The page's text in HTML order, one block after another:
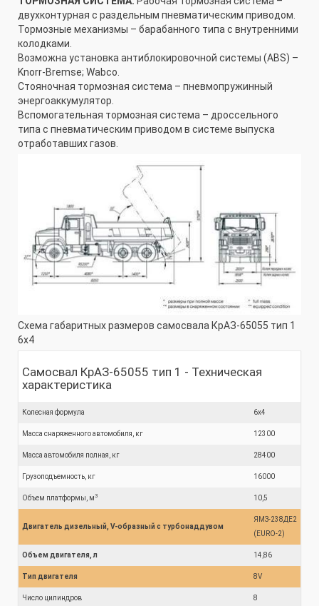
двухконтурная с раздельным пневматическим приводом.
Тормозные механизмы – барабанного типа с внутренними
колодками.
Возможна установка антиблокировочной системы (ABS) –
Knorr-Bremse; Wabco.
Стояночная тормозная система – пневмопружинный
энергоаккумулятор.
Вспомогательная тормозная система – дроссельного
типа с пневматическим приводом в системе выпуска
отработавших газов.
Схема габаритных размеров самосвала КрАЗ-65055 тип 1
6x4
Самосвал КрАЗ-65055 тип 1 - Техническая
характеристика
Колесная формула 6x4
Масса снаряженного автомобиля, кг 12300
Масса автомобиля полная, кг 28400
Грузоподъемность, кг 16000
Объем платформы, м 3 10,5
Двигатель дизельный, V-образный с турбонаддувом
ЯМЗ-238ДЕ2
(EURO-2)
Объем двигателя, л 14,86
Тип двигателя 8V
Число цилиндров 8